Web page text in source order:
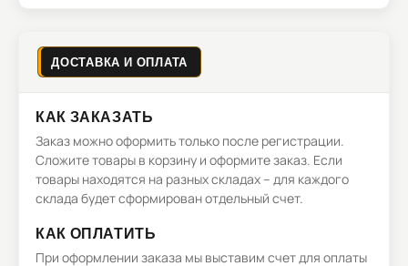
ДОСТАВКА И ОПЛАТА
КАК ЗАКАЗАТЬ
Заказ можно оформить только после регистрации.
Сложите товары в корзину и оформите заказ. Если
товары находятся на разных складах – для каждого
склада будет сформирован отдельный счет.
КАК ОПЛАТИТЬ
При оформлении заказа мы выставим счет для оплаты